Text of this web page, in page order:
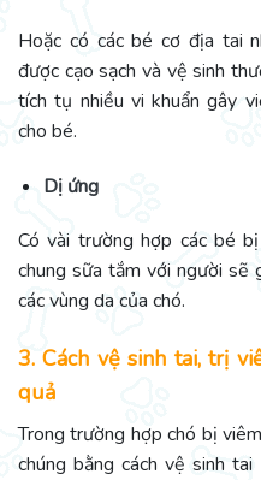
Hoặc có các bé cơ địa tai
được cạo sạch và vệ sinh
tích tụ nhiều vi khuẩn gây
cho bé.
Dị ứng
Có vài trường hợp các bé
chung sữa tắm với người sẽ
các vùng da của chó.
3. Cách vệ sinh tai, trị
quả
Trong trường hợp chó bị
chúng bằng cách vệ sinh